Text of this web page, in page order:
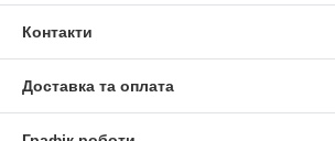
Контакти
Доставка та оплата